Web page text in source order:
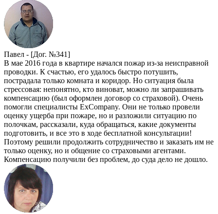
Павел - [Дог. №341]
В мае 2016 года в квартире начался пожар из-за неисправной
проводки. К счастью, его удалось быстро потушить,
пострадала только комната и коридор. Но ситуация была
стрессовая: непонятно, кто виноват, можно ли запрашивать
компенсацию (был оформлен договор со страховой). Очень
помогли специалисты ExCompany. Они не только провели
оценку ущерба при пожаре, но и разложили ситуацию по
полочкам, рассказали, куда обращаться, какие документы
подготовить, и все это в ходе бесплатной консультации!
Поэтому решили продолжить сотрудничество и заказать им не
только оценку, но и общение со страховыми агентами.
Компенсацию получили без проблем, до суда дело не дошло.